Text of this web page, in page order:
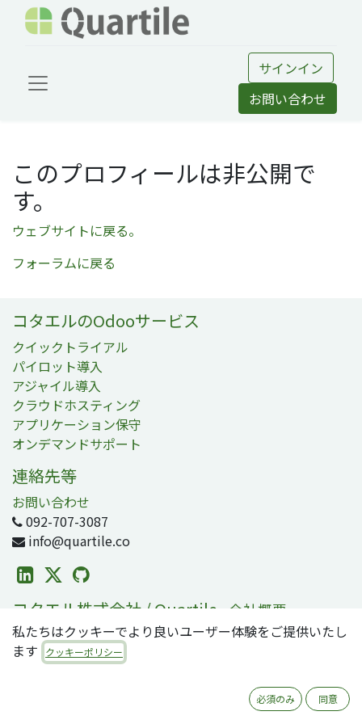
サインイン
お問い合わせ
このプロフィールは非公開で
す。
ウェブサイトに戻る。
フォーラムに戻る
コタエルのOdooサービス
クイックトライアル
パイロット導入
アジャイル導入
クラウドホスティング
アプリケーション保守
オンデマンドサポート
連絡先等
お問い合わせ
092-707-3087
info@quartile.co
コタエル株式会社 / Quartile 会社概要
コタエルは日本および世界各地のお客様のOdoo導入を支
援しています。
Odooは2800万人のユーザが利用する、世界で最も人気の
オープンソースビジネスアプリ/ERPスイートです。零細・
私たちはクッキーでより良いユーザー体験をご提供いたし
ます
クッキーポリシー
必須のみ 同意